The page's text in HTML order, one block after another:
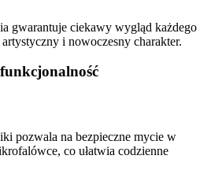
gwarantuje ciekawy wygląd każdego
i nowoczesny charakter.
pozwala na bezpieczne mycie w
co ułatwia codzienne